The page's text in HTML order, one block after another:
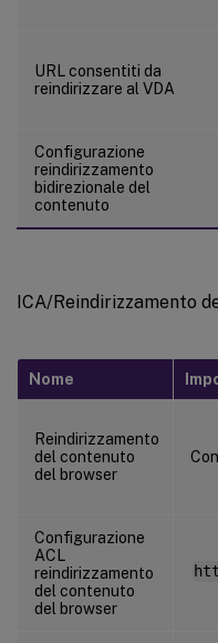
URL consentiti da
reindirizzare al VDA
Configurazione
reindirizzamento
bidirezionale del
contenuto
ICA/Reindirizzamento
Nome
Reindirizzamento
del contenuto
del browser
Configurazione
ACL
reindirizzamento
del contenuto
del browser